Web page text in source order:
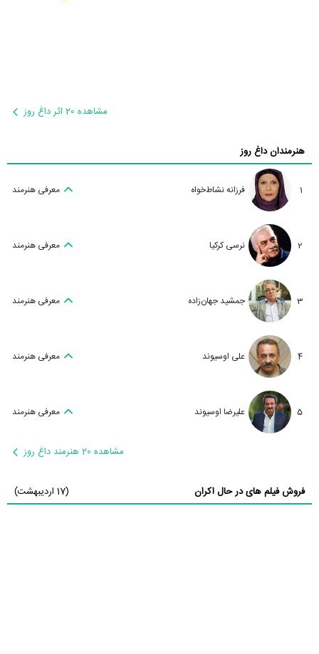
مشاهده 20 اثر داغ روز
هنرمندان داغ روز
1 فرزانه نشاط‌خواه معرفی هنرمند
2 نرسی کرکیا معرفی هنرمند
3 جمشید جهان‌زاده معرفی هنرمند
4 علی اوسیوند معرفی هنرمند
5 علیرضا اوسیوند معرفی هنرمند
مشاهده 20 هنرمند داغ روز
فروش فیلم های در حال اکران (17 اردیبهشت)